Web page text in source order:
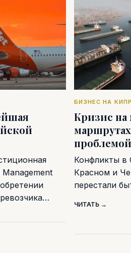
БИЗНЕС НА
Кризис на
Конфликты в
Красном и
перестали
ЧИТАТЬ →